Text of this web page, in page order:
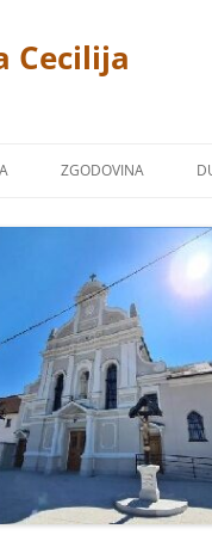
Cecilija
NA MIKLAVŠKEM
KAPUCINI
ZGODOVINA
KAPUCINSKI SAMOSTAN
FARNA KRONIKA
NAŠI ŽUPNIKI